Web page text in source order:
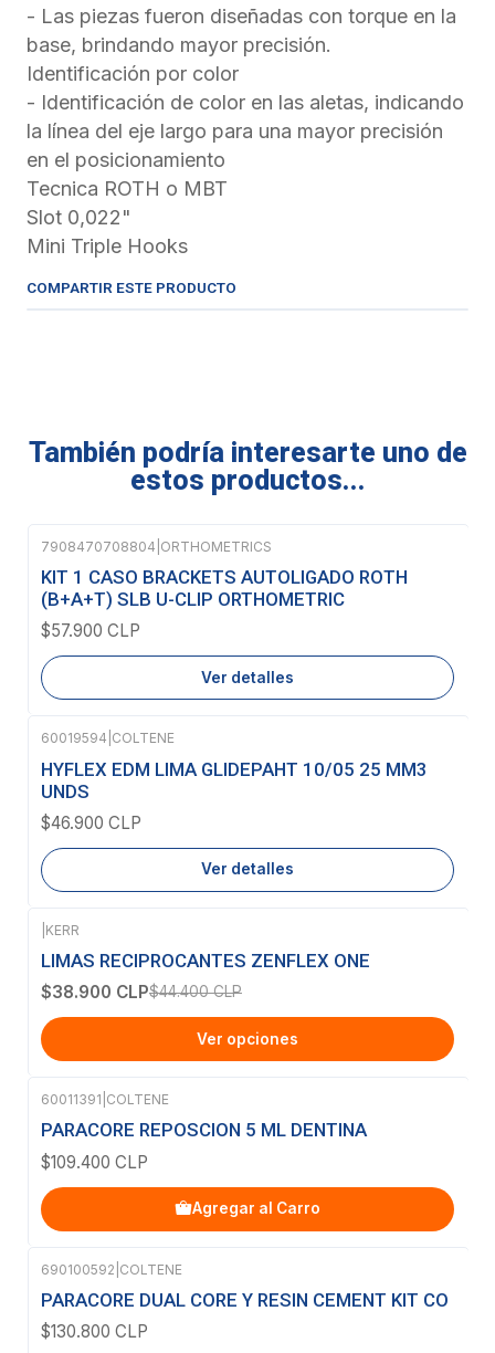
- Las piezas fueron diseñadas con torque en la
base, brindando mayor precisión.
Identificación por color
- Identificación de color en las aletas, indicando
la línea del eje largo para una mayor precisión
en el posicionamiento
Tecnica ROTH o MBT
Slot 0,022"
Mini Triple Hooks
COMPARTIR ESTE PRODUCTO
También podría interesarte uno de
estos productos...
Agotado
7908470708804 ORTHOMETRICS
KIT 1 CASO BRACKETS AUTOLIGADO ROTH
(B+A+T) SLB U-CLIP ORTHOMETRIC
$57.900 CLP
Ver detalles
Agotado
60019594 COLTENE
HYFLEX EDM LIMA GLIDEPAHT 10/05 25 MM3
UNDS
$46.900 CLP
Ver detalles
-12%OFF
KERR
LIMAS RECIPROCANTES ZENFLEX ONE
$38.900 CLP$44.400 CLP
Ver opciones
60011391 COLTENE
PARACORE REPOSCION 5 ML DENTINA
$109.400 CLP
Agregar al Carro
690100592 COLTENE
PARACORE DUAL CORE Y RESIN CEMENT KIT CO
$130.800 CLP